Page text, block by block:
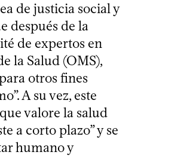
de justicia social y
después de la
de expertos en
la Salud (OMS),
otros fines
A su vez, este
valore la salud
a corto plazo” y se
humano y